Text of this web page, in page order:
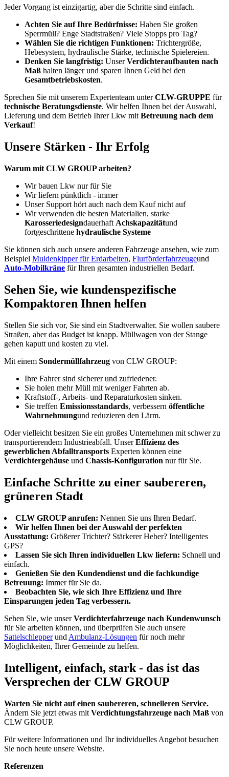
Jeder Vorgang ist einzigartig, aber die Schritte sind einfach.
Achten Sie auf Ihre Bedürfnisse: Haben Sie großen
Sperrmüll? Enge Stadtstraßen? Viele Stopps pro Tag?
Wählen Sie die richtigen Funktionen: Trichtergröße,
Hebesystem, hydraulische Stärke, technische Spielereien.
Denken Sie langfristig: UnserVerdichteraufbauten nach
Maß halten länger und sparen Ihnen Geld bei den
Gesamtbetriebskosten.
Sprechen Sie mit unserem Expertenteam unterCLW-GRUPPE für
technische Beratungsdienste. Wir helfen Ihnen bei der Auswahl,
Lieferung und dem Betrieb Ihrer Lkw mit Betreuung nach dem
Verkauf!
Unsere Stärken - Ihr Erfolg
Warum mit CLW GROUP arbeiten?
Wir bauen Lkw nur für Sie
Wir liefern pünktlich - immer
Unser Support hört auch nach dem Kauf nicht auf
Wir verwenden die besten Materialien, starke
Karosseriedesigndauerhaft Achskapazitätund
fortgeschrittene hydraulische Systeme
Sie können sich auch unsere anderen Fahrzeuge ansehen, wie zum
Beispiel Muldenkipper für Erdarbeiten, Flurförderfahrzeugeund
Auto-Mobilkräne für Ihren gesamten industriellen Bedarf.
Sehen Sie, wie kundenspezifische
Kompaktoren Ihnen helfen
Stellen Sie sich vor, Sie sind ein Stadtverwalter. Sie wollen saubere
Straßen, aber das Budget ist knapp. Müllwagen von der Stange
gehen kaputt und kosten zu viel.
Mit einem Sondermüllfahrzeug von CLW GROUP:
Ihre Fahrer sind sicherer und zufriedener.
Sie holen mehr Müll mit weniger Fahrten ab.
Kraftstoff-, Arbeits- und Reparaturkosten sinken.
Sie treffen Emissionsstandards, verbessern öffentliche
Wahrnehmungund reduzieren den Lärm.
Oder vielleicht besitzen Sie ein großes Unternehmen mit schwer zu
transportierendem Industrieabfall. UnserEffizienz des
gewerblichen Abfalltransports Experten können eine
Verdichtergehäuse und Chassis-Konfiguration nur für Sie.
Einfache Schritte zu einer saubereren,
grüneren Stadt
CLW GROUP anrufen: Nennen Sie uns Ihren Bedarf.
Wir helfen Ihnen bei der Auswahl der perfekten
Ausstattung: Größerer Trichter? Stärkerer Heber? Intelligentes
GPS?
Lassen Sie sich Ihren individuellen Lkw liefern: Schnell und
einfach.
Genießen Sie den Kundendienst und die fachkundige
Betreuung: Immer für Sie da.
Beobachten Sie, wie sich Ihre Effizienz und Ihre
Einsparungen jeden Tag verbessern.
Sehen Sie, wie unserVerdichterfahrzeuge nach Kundenwunsch
für Sie arbeiten können, und überprüfen Sie auch unsere
Sattelschlepperund Ambulanz-Lösungen für noch mehr
Möglichkeiten, Ihrer Gemeinde zu helfen.
Intelligent, einfach, stark - das ist das
Versprechen der CLW GROUP
Warten Sie nicht auf einen saubereren, schnelleren Service.
Ändern Sie jetzt etwas mit Verdichtungsfahrzeuge nach Maß von
CLW GROUP.
Für weitere Informationen und Ihr individuelles Angebot besuchen
Sie noch heute unsere Website.
Referenzen